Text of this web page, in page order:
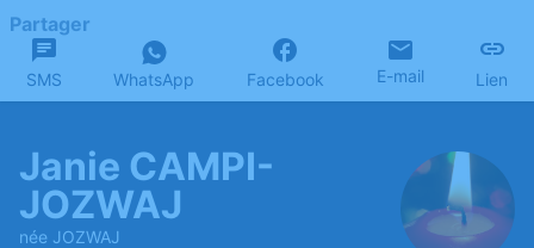
Partager
SMS WhatsApp Facebook E-mail Lien
Janie CAMPI-
JOZWAJ
née JOZWAJ